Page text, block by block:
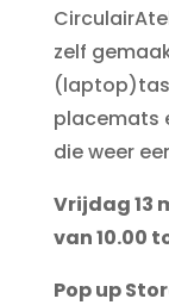
zelf
placemats
die weer
Vrijdag 13
van 10.00
Pop up